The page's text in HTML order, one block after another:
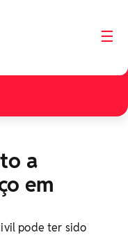
☰
a
em
pode ter sido